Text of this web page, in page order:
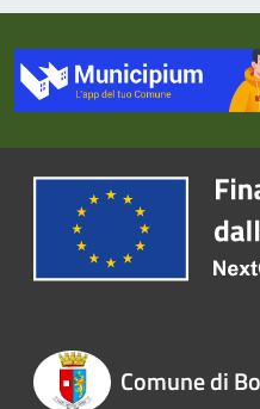
Comune di